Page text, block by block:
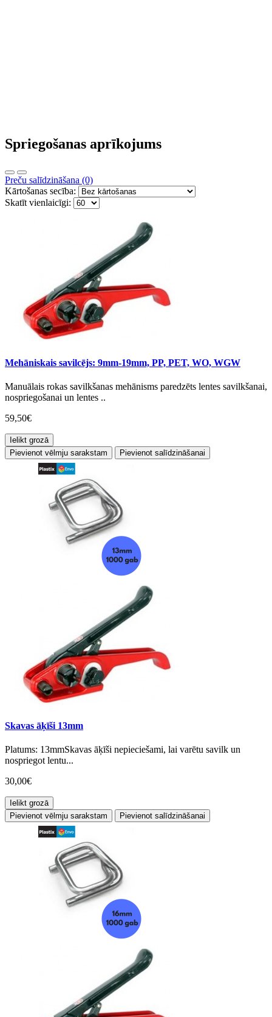
Spriegošanas aprīkojums
Preču salīdzināšana (0)
Kārtošanas secība:
Skatīt vienlaicīgi:
Mehāniskais savilcējs: 9mm-19mm, PP, PET, WO, WGW
Manuālais rokas savilkšanas mehānisms paredzēts lentes savilkšanai,
nospriegošanai un lentes ..
59,50€
Ielikt grozā
Pievienot vēlmju sarakstam
Pievienot salīdzināšanai
Skavas āķīši 13mm
Platums: 13mmSkavas āķīši nepieciešami, lai varētu savilk un
nospriegot lentu...
30,00€
Ielikt grozā
Pievienot vēlmju sarakstam
Pievienot salīdzināšanai